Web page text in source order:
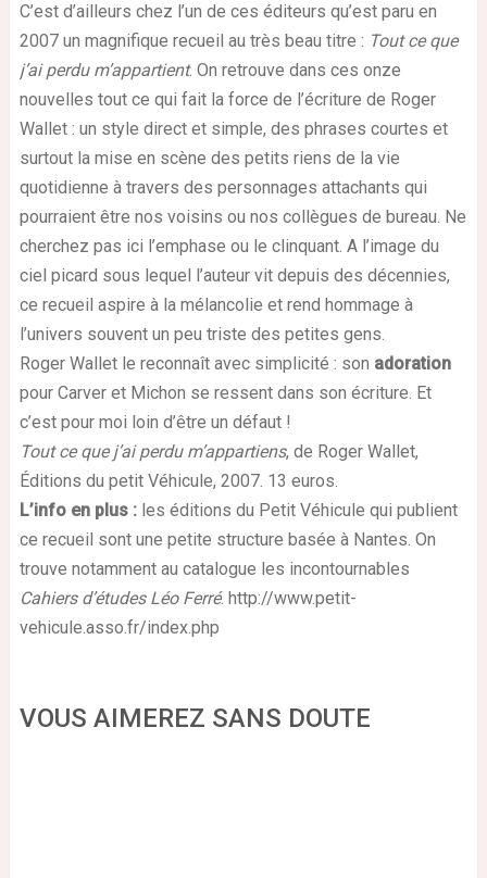
C’est d’ailleurs chez l’un de ces éditeurs qu’est paru en
2007 un magnifique recueil au très beau titre : Tout ce que
j’ai perdu m’appartient. On retrouve dans ces onze
nouvelles tout ce qui fait la force de l’écriture de Roger
Wallet : un style direct et simple, des phrases courtes et
surtout la mise en scène des petits riens de la vie
quotidienne à travers des personnages attachants qui
pourraient être nos voisins ou nos collègues de bureau. Ne
cherchez pas ici l’emphase ou le clinquant. A l’image du
ciel picard sous lequel l’auteur vit depuis des décennies,
ce recueil aspire à la mélancolie et rend hommage à
l’univers souvent un peu triste des petites gens.
Roger Wallet le reconnaît avec simplicité : son adoration
pour Carver et Michon se ressent dans son écriture. Et
c’est pour moi loin d’être un défaut !
Tout ce que j’ai perdu m’appartiens, de Roger Wallet,
Éditions du petit Véhicule, 2007. 13 euros.
L’info en plus :les éditions du Petit Véhicule qui publient
ce recueil sont une petite structure basée à Nantes. On
trouve notamment au catalogue les incontournables
Cahiers d’études Léo Ferré. http://www.petit-
vehicule.asso.fr/index.php
VOUS AIMEREZ SANS DOUTE